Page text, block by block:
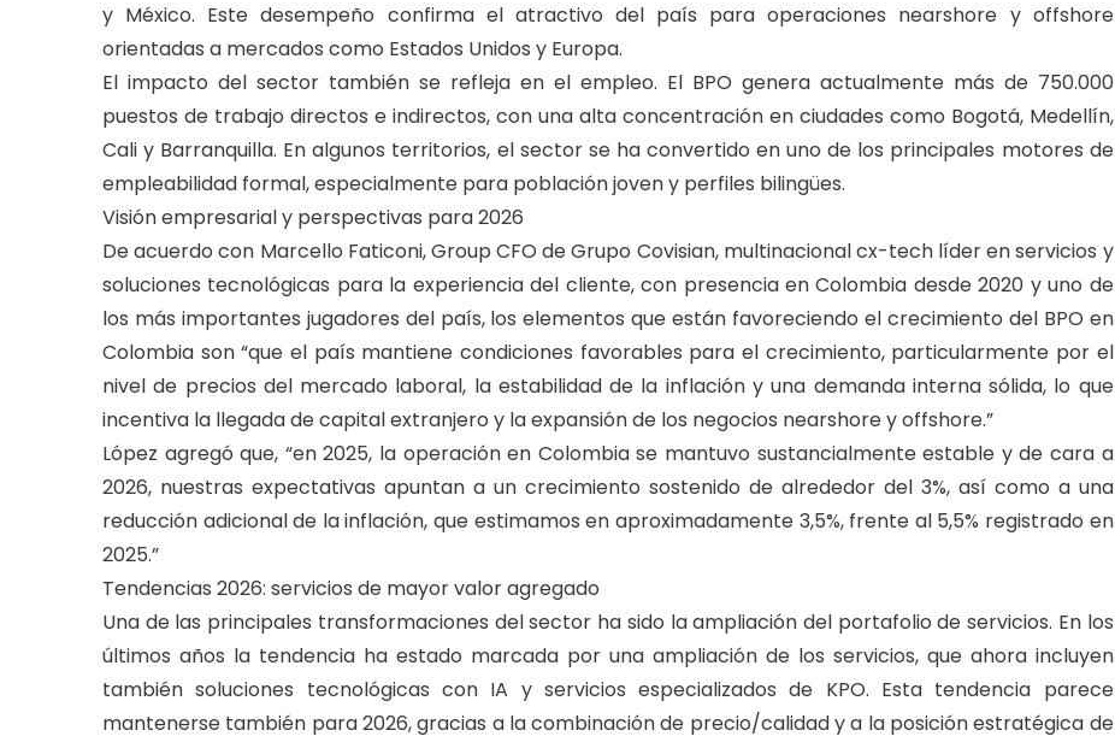
y México. Este desempeño confirma el atractivo del país para operaciones nearshore y offshore
orientadas a mercados como Estados Unidos y Europa.
El impacto del sector también se refleja en el empleo. El BPO genera actualmente más de 750.000
puestos de trabajo directos e indirectos, con una alta concentración en ciudades como Bogotá, Medellín,
Cali y Barranquilla. En algunos territorios, el sector se ha convertido en uno de los principales motores de
empleabilidad formal, especialmente para población joven y perfiles bilingües.
Visión empresarial y perspectivas para 2026
De acuerdo con Marcello Faticoni, Group CFO de Grupo Covisian, multinacional cx-tech líder en servicios y
soluciones tecnológicas para la experiencia del cliente, con presencia en Colombia desde 2020 y uno de
los más importantes jugadores del país, los elementos que están favoreciendo el crecimiento del BPO en
Colombia son “que el país mantiene condiciones favorables para el crecimiento, particularmente por el
nivel de precios del mercado laboral, la estabilidad de la inflación y una demanda interna sólida, lo que
incentiva la llegada de capital extranjero y la expansión de los negocios nearshore y offshore.”
López agregó que, “en 2025, la operación en Colombia se mantuvo sustancialmente estable y de cara a
2026, nuestras expectativas apuntan a un crecimiento sostenido de alrededor del 3%, así como a una
reducción adicional de la inflación, que estimamos en aproximadamente 3,5%, frente al 5,5% registrado en
2025.”
Tendencias 2026: servicios de mayor valor agregado
Una de las principales transformaciones del sector ha sido la ampliación del portafolio de servicios. En los
últimos años la tendencia ha estado marcada por una ampliación de los servicios, que ahora incluyen
también soluciones tecnológicas con IA y servicios especializados de KPO. Esta tendencia parece
mantenerse también para 2026, gracias a la combinación de precio/calidad y a la posición estratégica de